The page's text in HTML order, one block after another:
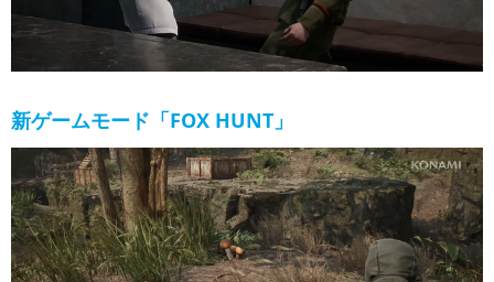
新ゲームモード「FOX HUNT」